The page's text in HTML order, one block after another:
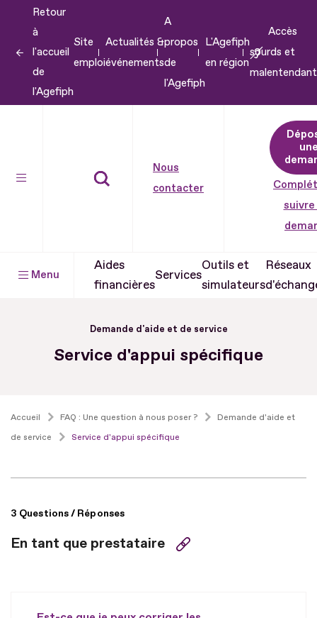
contenu
Retour
à
l'accueil
de
l'Agefiph
Site
emploi
Actualités &
événements
A
propos
de
l'Agefiph
L'Agefiph
en région
Accès
sourds et
Nous
contacter
suivre
Menu
Aides
financières
Services
Outils et
simulateurs
Réseaux
Demande d'aide et de service
Service d'appui spécifique
Accueil FAQ : Une question à nous poser ?
Demande d'aide et
de service
Service d'appui spécifique
3 Questions / Réponses
En tant que prestataire